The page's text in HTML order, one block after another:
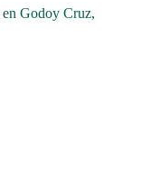
Godoy Cruz,